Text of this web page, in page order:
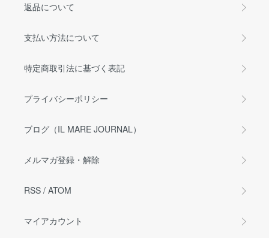
返品について
支払い方法について
特定商取引法に基づく表記
プライバシーポリシー
ブログ（IL MARE JOURNAL）
メルマガ登録・解除
RSS / ATOM
マイアカウント